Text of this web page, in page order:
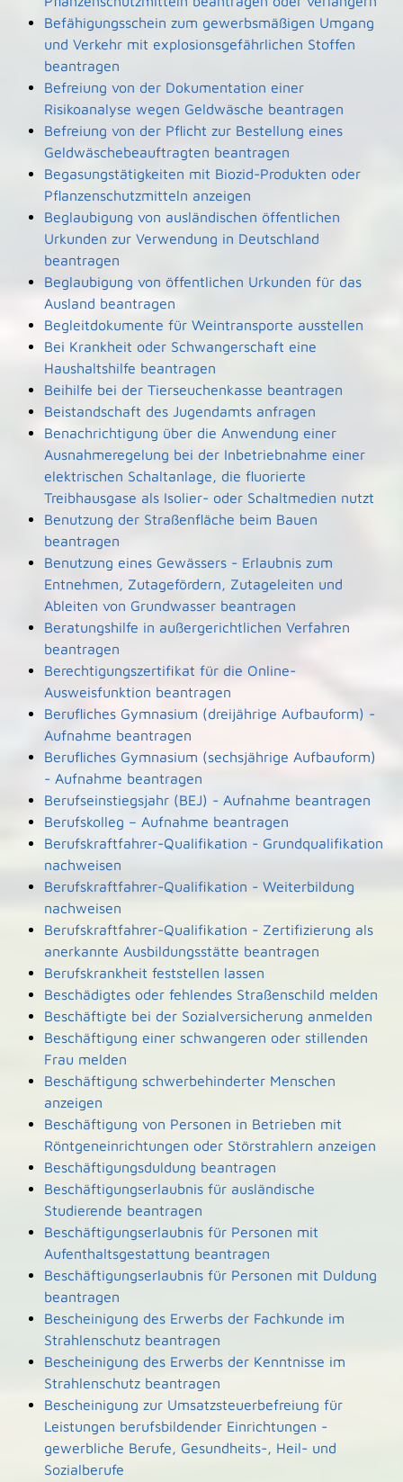
Befähigungsschein zum gewerbsmäßigen Umgang
und Verkehr mit explosionsgefährlichen Stoffen
beantragen
Befreiung von der Dokumentation einer
Risikoanalyse wegen Geldwäsche beantragen
Befreiung von der Pflicht zur Bestellung eines
Geldwäschebeauftragten beantragen
Begasungstätigkeiten mit Biozid-Produkten oder
Pflanzenschutzmitteln anzeigen
Beglaubigung von ausländischen öffentlichen
Urkunden zur Verwendung in Deutschland
beantragen
Beglaubigung von öffentlichen Urkunden für das
Ausland beantragen
Begleitdokumente für Weintransporte ausstellen
Bei Krankheit oder Schwangerschaft eine
Haushaltshilfe beantragen
Beihilfe bei der Tierseuchenkasse beantragen
Beistandschaft des Jugendamts anfragen
Benachrichtigung über die Anwendung einer
Ausnahmeregelung bei der Inbetriebnahme einer
elektrischen Schaltanlage, die fluorierte
Treibhausgase als Isolier- oder Schaltmedien nutzt
Benutzung der Straßenfläche beim Bauen
beantragen
Benutzung eines Gewässers - Erlaubnis zum
Entnehmen, Zutagefördern, Zutageleiten und
Ableiten von Grundwasser beantragen
Beratungshilfe in außergerichtlichen Verfahren
beantragen
Berechtigungszertifikat für die Online-
Ausweisfunktion beantragen
Berufliches Gymnasium (dreijährige Aufbauform) -
Aufnahme beantragen
Berufliches Gymnasium (sechsjährige Aufbauform)
- Aufnahme beantragen
Berufseinstiegsjahr (BEJ) - Aufnahme beantragen
Berufskolleg – Aufnahme beantragen
Berufskraftfahrer-Qualifikation - Grundqualifikation
nachweisen
Berufskraftfahrer-Qualifikation - Weiterbildung
nachweisen
Berufskraftfahrer-Qualifikation - Zertifizierung als
anerkannte Ausbildungsstätte beantragen
Berufskrankheit feststellen lassen
Beschädigtes oder fehlendes Straßenschild melden
Beschäftigte bei der Sozialversicherung anmelden
Beschäftigung einer schwangeren oder stillenden
Frau melden
Beschäftigung schwerbehinderter Menschen
anzeigen
Beschäftigung von Personen in Betrieben mit
Röntgeneinrichtungen oder Störstrahlern anzeigen
Beschäftigungsduldung beantragen
Beschäftigungserlaubnis für ausländische
Studierende beantragen
Beschäftigungserlaubnis für Personen mit
Aufenthaltsgestattung beantragen
Beschäftigungserlaubnis für Personen mit Duldung
beantragen
Bescheinigung des Erwerbs der Fachkunde im
Strahlenschutz beantragen
Bescheinigung des Erwerbs der Kenntnisse im
Strahlenschutz beantragen
Bescheinigung zur Umsatzsteuerbefreiung für
Leistungen berufsbildender Einrichtungen -
gewerbliche Berufe, Gesundheits-, Heil- und
Sozialberufe